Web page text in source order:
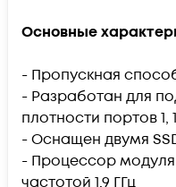
Основные
- Пропускная
- Разработан для
плотности портов 1,
- Оснащен двумя
- Процессор модуля
частотой 1,9 ГГц